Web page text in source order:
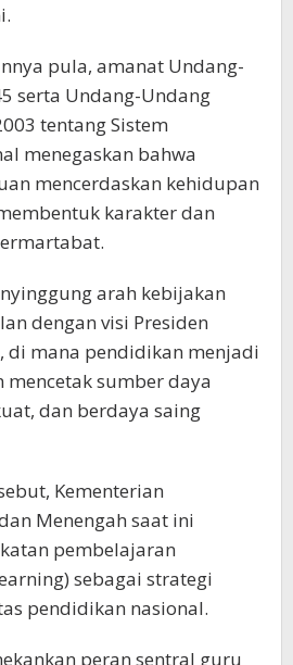
pula, amanat Undang-
serta Undang-Undang
tentang Sistem
menegaskan bahwa
mencerdaskan kehidupan
karakter dan
arah kebijakan
dengan visi Presiden
di mana pendidikan menjadi
sumber daya
dan berdaya saing
Kementerian
Menengah saat ini
pembelajaran
sebagai strategi
pendidikan nasional.
peran sentral guru